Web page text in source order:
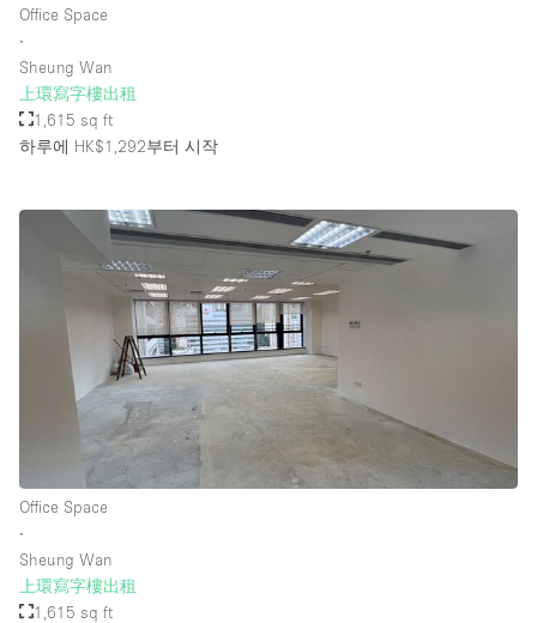
층 / 접근성:
지하층
위치한 거리
기타
Office Space
∙
Sheung Wan
上環寫字樓出租
1,615 sq ft
하루에 HK$1,292부터 시작
Office Space
∙
Sheung Wan
上環寫字樓出租
1,615 sq ft